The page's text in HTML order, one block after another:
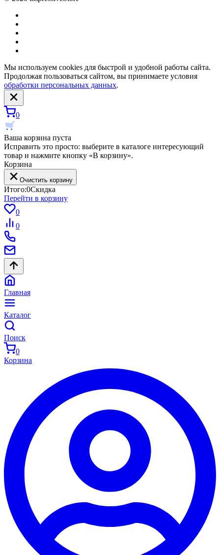
Мы используем cookies для быстрой и удобной работы сайта.
Продолжая пользоваться сайтом, вы принимаете условия
обработки персональных данных.
0
Ваша корзина пуста
Исправить это просто: выберите в каталоге интересующий
товар и нажмите кнопку «В корзину».
Корзина
Очистить корзину
Итого:0Скидка
Перейти в корзину
0
0
Главная
Каталог
Поиск
0
Корзина